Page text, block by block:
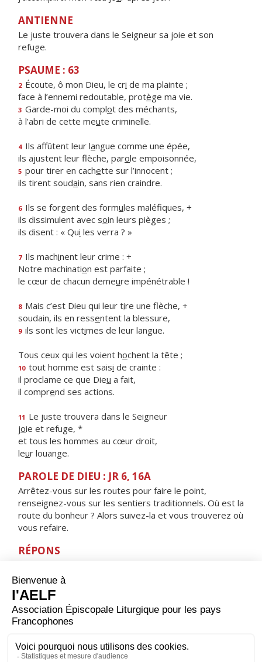
ANTIENNE
Le juste trouvera dans le Seigneur sa joie et son
refuge.
PSAUME : 63
2 Écoute, ô mon Dieu, le cri de ma plainte ;
face à l’ennemi redoutable, protège ma vie.
3 Garde-moi du complot des méchants,
à l’abri de cette meute criminelle.
4 Ils affûtent leur langue comme une épée,
ils ajustent leur flèche, parole empoisonnée,
5 pour tirer en cachette sur l’innocent ;
ils tirent soudain, sans rien craindre.
6 Ils se forgent des formules maléfiques, +
ils dissimulent avec soin leurs pièges ;
ils disent : « Qui les verra ? »
7 Ils machinent leur crime : +
Notre machination est parfaite ;
le cœur de chacun demeure impénétrable !
8 Mais c’est Dieu qui leur tire une flèche, +
soudain, ils en ressentent la blessure,
9 ils sont les victimes de leur langue.
Tous ceux qui les voient hochent la tête ;
10 tout homme est saisi de crainte :
il proclame ce que Dieu a fait,
il comprend ses actions.
11 Le juste trouvera dans le Seigneur
joie et refuge, *
et tous les hommes au cœur droit,
leur louange.
PAROLE DE DIEU : JR 6, 16A
Arrêtez-vous sur les routes pour faire le point,
renseignez-vous sur les sentiers traditionnels. Où est la
route du bonheur ? Alors suivez-la et vous trouverez où
vous refaire.
RÉPONS
la joie de mon cœur.
ORAISON
Écoute-nous, Seigneur, et accorde-nous la paix
profonde que nous te demandons ; ainsi, en te
prière de la Vierge Marie, nous parviendrons sans